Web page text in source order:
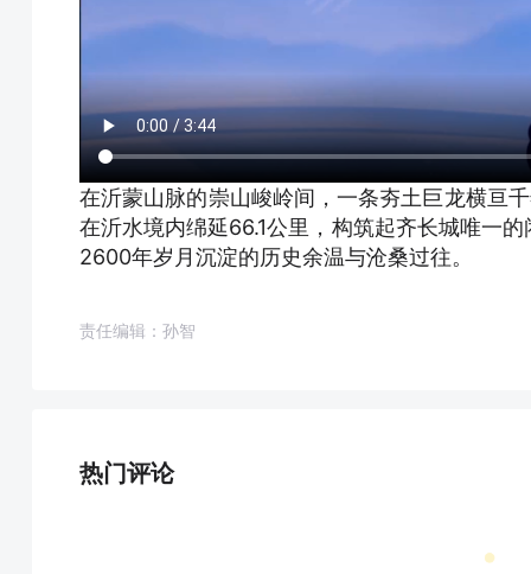
在沂蒙山脉的崇山峻岭间，一条夯土巨龙横亘
在沂水境内绵延66.1公里，构筑起齐长城唯一
2600年岁月沉淀的历史余温与沧桑过往。
责任编辑：孙智
热门评论